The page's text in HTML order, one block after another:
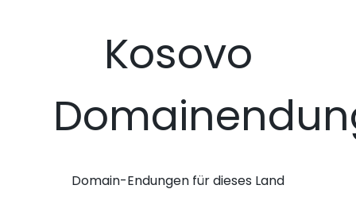
Kosovo
Domain-Endungen für dieses Land